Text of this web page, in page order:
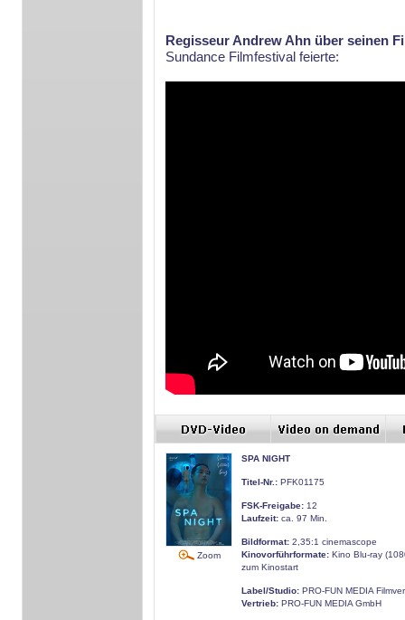
Regisseur Andrew Ahn über seinen
Sundance Filmfestival feierte:
Zoom
SPA NIGHT
Titel-Nr.: PFK01175
FSK-Freigabe: 12
Laufzeit: ca. 97 Min.
Bildformat: 2,35:1 cinemascope
Kinovorführformate: Kino Blu-ray
zum Kinostart
Label/Studio: PRO-FUN MEDIA
Vertrieb: PRO-FUN MEDIA GmbH